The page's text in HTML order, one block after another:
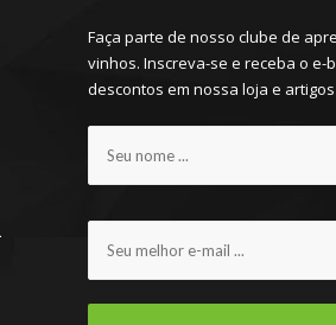
Faça parte de nosso clube de
vinhos. Inscreva-se e receba o e-
descontos em nossa loja e